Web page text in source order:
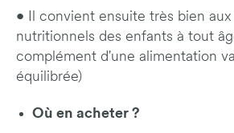
• Il convient ensuite très bien aux
nutritionnels des enfants à tout
complément d'une alimentation
équilibrée)
Où en acheter ?